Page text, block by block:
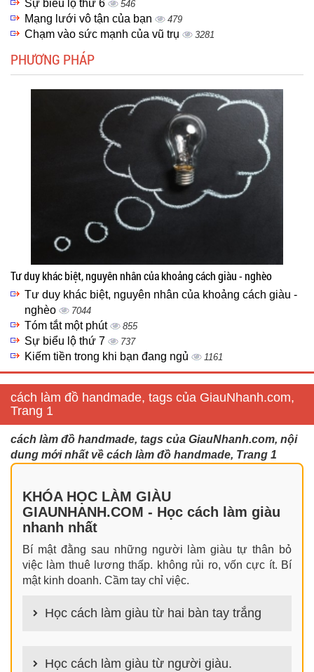
Sự biểu lộ thứ 6 546
Mạng lưới vô tận của bạn 479
Chạm vào sức mạnh của vũ trụ 3281
PHƯƠNG PHÁP
Tư duy khác biệt, nguyên nhân của khoảng cách giàu - nghèo
Tư duy khác biệt, nguyên nhân của khoảng cách giàu -
nghèo
7044
Tóm tắt một phút 855
Sự biểu lộ thứ 7 737
Kiếm tiền trong khi bạn đang ngủ 1161
cách làm đồ handmade, tags của GiauNhanh.com,
Trang 1
cách làm đồ handmade, tags của GiauNhanh.com, nội
dung mới nhất về cách làm đồ handmade, Trang 1
KHÓA HỌC LÀM GIÀU
GIAUNHANH.COM - Học cách làm giàu
nhanh nhất
Bí mật đằng sau những người làm giàu tự thân bỏ
việc làm thuê lương thấp. không rủi ro, vốn cực ít. Bí
mật kinh doanh. Cầm tay chỉ việc.
Học cách làm giàu từ hai bàn tay trắng
nhưng hiệu quả bất ngờ. Bạn có thể thành công ngay
Học cách làm giàu từ người giàu.